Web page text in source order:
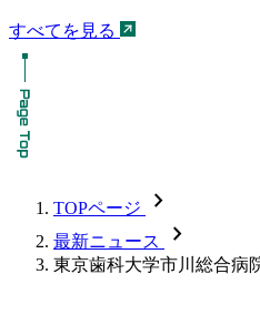
すべてを見る
TOPページ chevron_forward
最新ニュース chevron_forward
東京歯科大学市川総合病